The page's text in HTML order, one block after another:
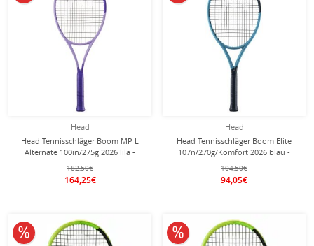
Head
Head Tennisschläger Boom MP L
Alternate 100in/275g 2026 lila -
unbesaitet -
182,50€
164,25€
Head
Head Tennisschläger Boom Elite
107n/270g/Komfort 2026 blau -
besaitet -
104,50€
94,05€
10% reduziert 10% reduziert